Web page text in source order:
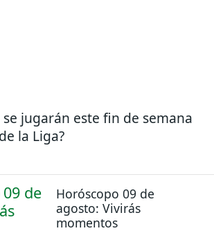
jugarán este fin de semana
la Liga?
Horóscopo 09 de
agosto: Vivirás
momentos